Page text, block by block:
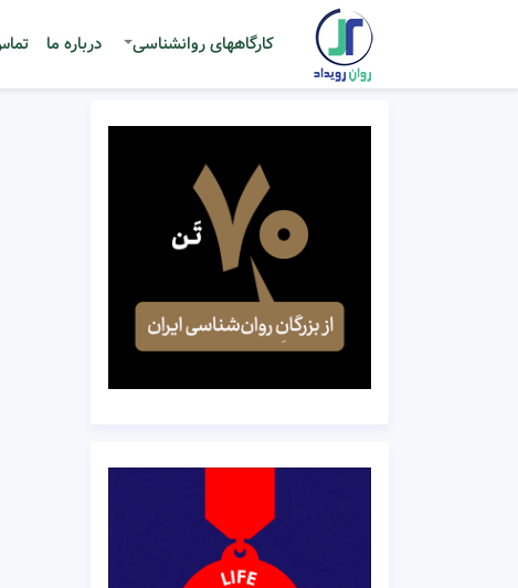
کارگاههای روانشناسی درباره ما